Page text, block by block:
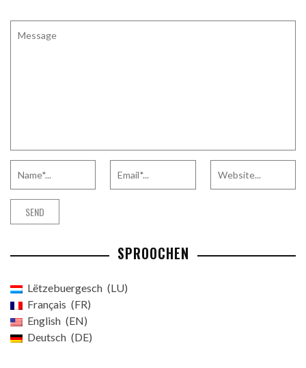
SPROOCHEN
Lëtzebuergesch
LU
Français
FR
English
EN
Deutsch
DE